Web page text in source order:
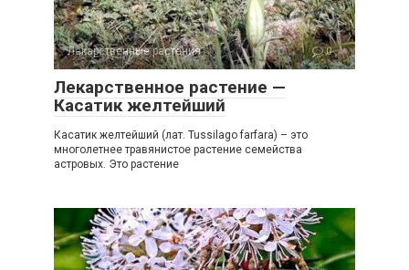
Лекарственные растения 0
Лекарственное растение —
Касатик желтейший
Касатик желтейший (лат. Tussilago farfara) – это
многолетнее травянистое растение семейства
астровых. Это растение